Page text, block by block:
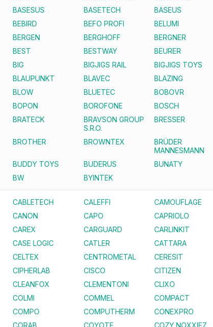
BASESUS BASETECH BASEUS
BEBIRD BEFO PROFI BELUMI
BERGEN BERGHOFF BERGNER
BEST BESTWAY BEURER
BIG BIGJIGS RAIL BIGJIGS TOYS
BLAUPUNKT BLAVEC BLAZING
BLOW BLUETEC BOBOVR
BOPON BOROFONE BOSCH
BRATECK
BRAVSON GROUP
S.R.O.
BRESSER
BROTHER BROWNTEX
BRÜDER
MANNESMANN
BUDDY TOYS BUDERUS BUNATY
BW BYINTEK
CABLETECH CALEFFI CAMOUFLAGE
CANON CAPO CAPRIOLO
CAREX CARGUARD CARLINKIT
CASE LOGIC CATLER CATTARA
CELTEX CENTROMETAL CERESIT
CIPHERLAB CISCO CITIZEN
CLEANFOX CLEMENTONI CLIXO
COLMI COMMEL COMPACT
COMPO COMPUTHERM CONEXPRO
CORAB COYOTE COZY NOXXIEZ